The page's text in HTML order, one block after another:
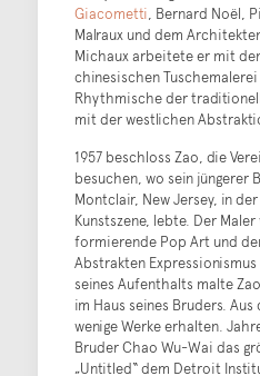
Giacometti, Bernard Noël,
Malraux und dem
Michaux arbeitete er mit
chinesischen
Rhythmische der
mit der westlichen
1957 beschloss Zao, die
besuchen, wo sein jüngerer
Montclair, New Jersey, in
Kunstszene, lebte. Der
formierende Pop Art und
Abstrakten
seines Aufenthalts malte
im Haus seines Bruders.
wenige Werke erhalten.
Bruder Chao Wu-Wai das
„Untitled“ dem Detroit